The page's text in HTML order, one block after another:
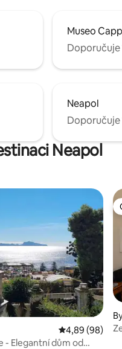
Museo
Doporučuje
Neapol
Doporučuje
Neapol
13 hodnocení
Průměrné
4,89 (98)
- Elegantní dům od